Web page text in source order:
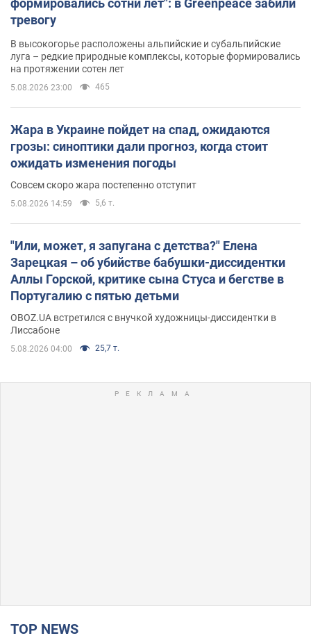
тревогу
В высокогорье расположены альпийские и субальпийские
луга – редкие природные комплексы, которые формировались
на протяжении сотен лет
5.08.2026 23:00 465
Жара в Украине пойдет на спад, ожидаются
грозы: синоптики дали прогноз, когда стоит
ожидать изменения погоды
Совсем скоро жара постепенно отступит
5.08.2026 14:59 5,6 т.
"Или, может, я запугана с детства?" Елена
Зарецкая – об убийстве бабушки-диссидентки
Аллы Горской, критике сына Стуса и бегстве в
Португалию с пятью детьми
OBOZ.UA встретился с внучкой художницы-диссидентки в
Лиссабоне
5.08.2026 04:00 25,7 т.
TOP NEWS